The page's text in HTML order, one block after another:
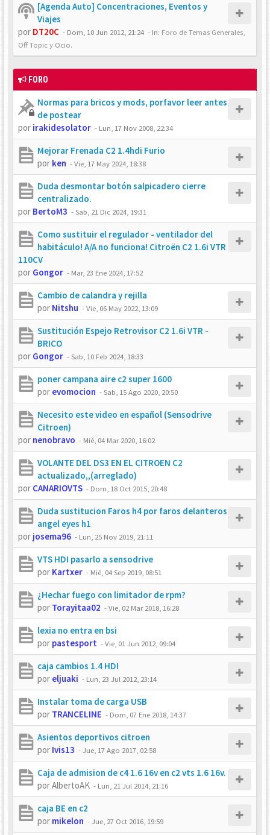
[Agenda Auto] Concentraciones, Eventos y
Viajes
por DT20C - Dom, 10 Jun 2012, 21:24 - In: Foro de Temas Generales,
Off Topic y Ocio.
FORO
Normas para bricos y mods, porfavor leer antes
de postear
por irakidesolator - Lun, 17 Nov 2008, 22:34
Mejorar Frenada C2 1.4hdi Furio
por ken -Vie, 17 May 2024, 18:38
Duda desmontar botón salpicadero cierre
centralizado.
por BertoM3 -Sab, 21 Dic 2024, 19:31
Como sustituir el regulador - ventilador del
habitáculo! A/A no funciona! Citroën C2 1.6i VTR
110CV
por Gongor - Mar, 23 Ene 2024, 17:52
Cambio de calandra y rejilla
por Nitshu -Vie, 06 May 2022, 13:09
Sustitución Espejo Retrovisor C2 1.6i VTR -
BRICO
por Gongor -Sab, 10 Feb 2024, 18:33
poner campana aire c2 super 1600
por evomocion -Sab, 15 Ago 2020, 20:50
Necesito este video en español (Sensodrive
Citroen)
por nenobravo - Mié, 04 Mar 2020, 16:02
VOLANTE DEL DS3 EN EL CITROEN C2
actualizado,,(arreglado)
por CANARIOVTS - Dom, 18 Oct 2015, 20:48
Duda sustitucion Faros h4 por faros delanteros
angel eyes h1
por josema96 - Lun, 25 Nov 2019, 21:11
VTS HDI pasarlo a sensodrive
por Kartxer - Mié, 04 Sep 2019, 08:51
¿Hechar fuego con limitador de rpm?
por Torayitaa02 -Vie, 02 Mar 2018, 16:28
lexia no entra en bsi
por pastesport -Vie, 01 Jun 2012, 09:04
caja cambios 1.4 HDI
por eljuaki - Lun, 23 Jul 2012, 23:14
Instalar toma de carga USB
por TRANCELINE - Dom, 07 Ene 2018, 14:37
Asientos deportivos citroen
por Ivis13 -Jue, 17 Ago 2017, 02:58
Caja de admision de c4 1.6 16v en c2 vts 1.6 16v.
porAlbertoAK - Lun, 21 Jul 2014, 21:16
caja BE en c2
por mikelon -Jue, 27 Oct 2016, 19:59